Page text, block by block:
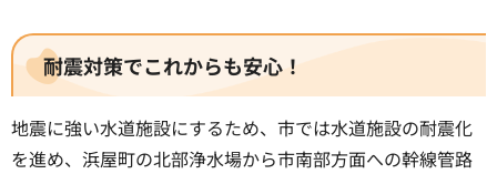
耐震対策でこれからも安心！
地震に強い水道施設にするため、市では水道施設の耐震化
を進め、浜屋町の北部浄水場から市南部方面への幹線管路